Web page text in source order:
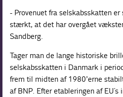
- Provenuet fra selskabsskatten
stærkt, at det har overgået
Sandberg.
Tager man de lange historiske
selskabsskatten i Danmark i
frem til midten af 1980’erne
af BNP. Efter etableringen af